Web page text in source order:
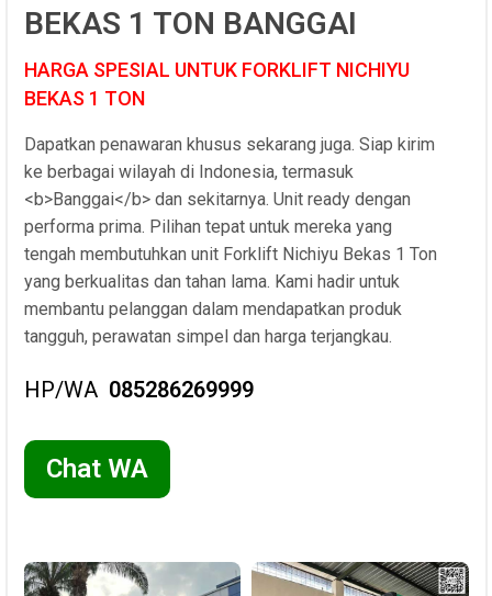
BEKAS 1 TON BANGGAI
HARGA SPESIAL UNTUK FORKLIFT NICHIYU
BEKAS 1 TON
Dapatkan penawaran khusus sekarang juga. Siap kirim
ke berbagai wilayah di Indonesia, termasuk
<b>Banggai</b> dan sekitarnya. Unit ready dengan
performa prima. Pilihan tepat untuk mereka yang
tengah membutuhkan unit Forklift Nichiyu Bekas 1 Ton
yang berkualitas dan tahan lama. Kami hadir untuk
membantu pelanggan dalam mendapatkan produk
tangguh, perawatan simpel dan harga terjangkau.
HP/WA 085286269999
Chat WA